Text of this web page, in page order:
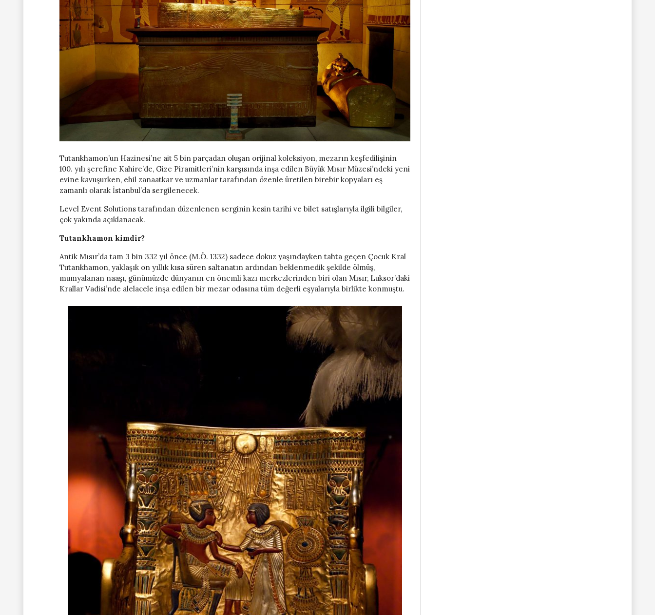
Tutankhamon’un Hazinesi’ne ait 5 bin parçadan oluşan orijinal koleksiyon, mezarın keşfedilişinin
100. yılı şerefine Kahire’de, Gize Piramitleri’nin karşısında inşa edilen Büyük Mısır Müzesi’ndeki yeni
evine kavuşurken, ehil zanaatkar ve uzmanlar tarafından özenle üretilen birebir kopyaları eş
zamanlı olarak İstanbul’da sergilenecek.
Level Event Solutions tarafından düzenlenen serginin kesin tarihi ve bilet satışlarıyla ilgili bilgiler,
çok yakında açıklanacak.
Tutankhamon kimdir?
Antik Mısır’da tam 3 bin 332 yıl önce (M.Ö. 1332) sadece dokuz yaşındayken tahta geçen Çocuk Kral
Tutankhamon, yaklaşık on yıllık kısa süren saltanatın ardından beklenmedik şekilde ölmüş,
mumyalanan naaşı, günümüzde dünyanın en önemli kazı merkezlerinden biri olan Mısır, Luksor’daki
Krallar Vadisi’nde alelacele inşa edilen bir mezar odasına tüm değerli eşyalarıyla birlikte konmuştu.